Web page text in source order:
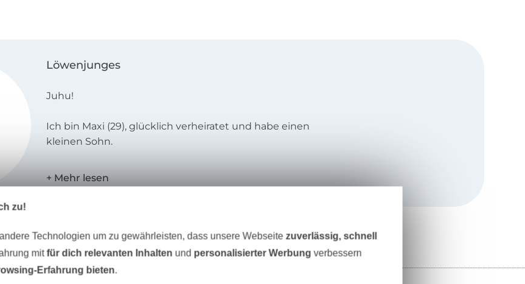
Löwenjunges
Juhu!
Ich bin Maxi (29), glücklich verheiratet und habe einen
kleinen Sohn.
Im Jahr 2019 habe ich „Löwenjunges“ 🦁 in Brohl in der
schönen Eifel gegründet.
Kinderkleidung - und habe mich seit dem stetig
weiterentwickelt.
Ich designe meine eigenen Plotter-, Laser- und
zu!
Technologien um zu gewährleisten, dass unsere Webseitezuverlässig, schnell
mitfür dich relevanten Inhalten und personalisierter Werbung verbessern
Erfahrung bieten.